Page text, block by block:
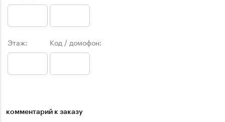
Этаж: Код / домофон:
комментарий к заказу